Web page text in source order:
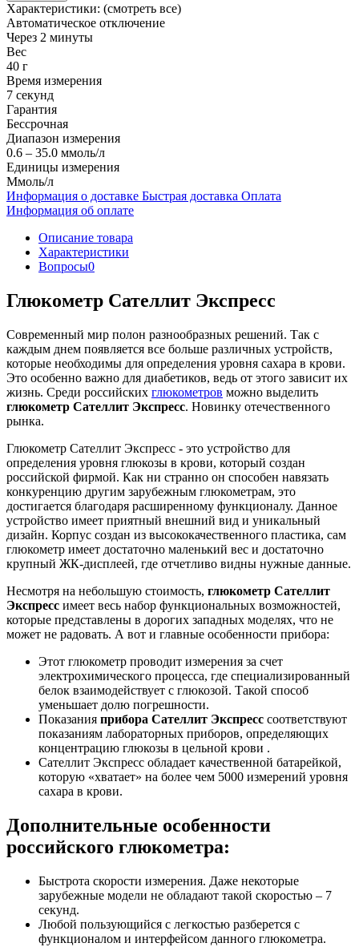
Характеристики: (смотреть все)
Автоматическое отключение
Через 2 минуты
Вес
40 г
Время измерения
7 секунд
Гарантия
Бессрочная
Диапазон измерения
0.6 – 35.0 ммоль/л
Единицы измерения
Ммоль/л
Информация о доставке Быстрая доставка Оплата
Информация об оплате
Описание товара
Характеристики
Вопросы0
Глюкометр Сателлит Экспресс
Современный мир полон разнообразных решений. Так с
каждым днем появляется все больше различных устройств,
которые необходимы для определения уровня сахара в крови.
Это особенно важно для диабетиков, ведь от этого зависит их
жизнь. Среди российских глюкометров можно выделить
глюкометр Сателлит Экспресс. Новинку отечественного
рынка.
Глюкометр Сателлит Экспресс - это устройство для
определения уровня глюкозы в крови, который создан
российской фирмой. Как ни странно он способен навязать
конкуренцию другим зарубежным глюкометрам, это
достигается благодаря расширенному функционалу. Данное
устройство имеет приятный внешний вид и уникальный
дизайн. Корпус создан из высококачественного пластика, сам
глюкометр имеет достаточно маленький вес и достаточно
крупный ЖК-дисплеей, где отчетливо видны нужные данные.
Несмотря на небольшую стоимость, глюкометр Сателлит
Экспресс имеет весь набор функциональных возможностей,
которые представлены в дорогих западных моделях, что не
может не радовать. А вот и главные особенности прибора:
Этот глюкометр проводит измерения за счет
электрохимического процесса, где специализированный
белок взаимодействует с глюкозой. Такой способ
уменьшает долю погрешности.
Показания прибора Сателлит Экспресс соответствуют
показаниям лабораторных приборов, определяющих
концентрацию глюкозы в цельной крови .
Сателлит Экспресс обладает качественной батарейкой,
которую «хватает» на более чем 5000 измерений уровня
сахара в крови.
Дополнительные особенности
российского глюкометра:
Быстрота скорости измерения. Даже некоторые
зарубежные модели не обладают такой скоростью – 7
секунд.
Любой пользующийся с легкостью разберется с
функционалом и интерфейсом данного глюкометра.